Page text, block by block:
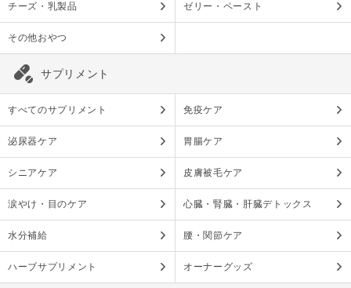
チーズ・乳製品 ゼリー・ペースト
その他おやつ
サプリメント
すべてのサプリメント 免疫ケア
泌尿器ケア 胃腸ケア
シニアケア 皮膚被毛ケア
涙やけ・目のケア 心臓・腎臓・肝臓デトックス
水分補給 腰・関節ケア
ハーブサプリメント オーナーグッズ